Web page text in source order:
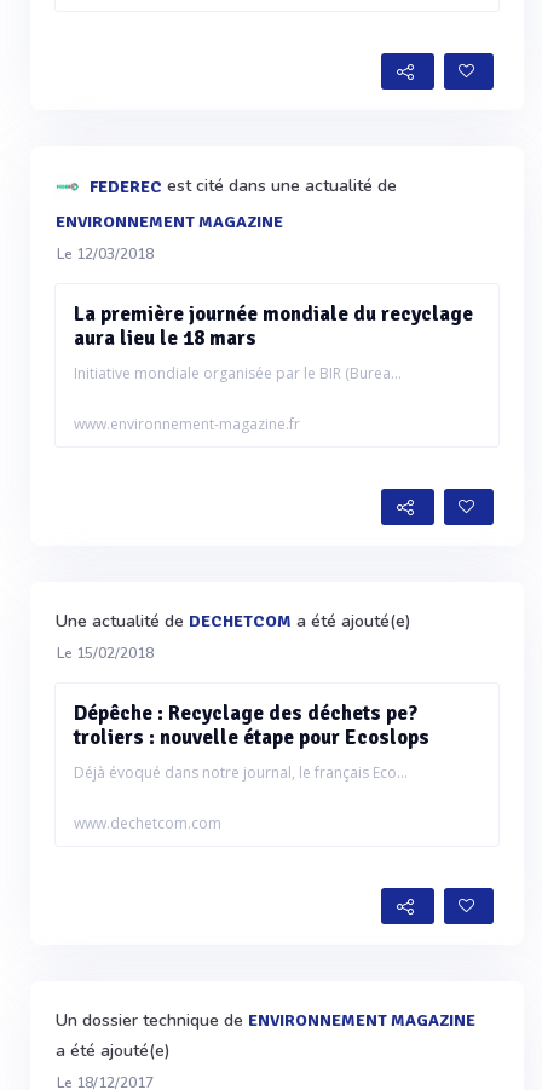
FEDEREC est cité dans une actualité de
ENVIRONNEMENT MAGAZINE
Le 12/03/2018
La première journée mondiale du recyclage
aura lieu le 18 mars
Initiative mondiale organisée par le BIR (Burea...
www.environnement-magazine.fr
Une actualité de DECHETCOM a été ajouté(e)
Le 15/02/2018
Dépêche : Recyclage des déchets pe?
troliers : nouvelle étape pour Ecoslops
Déjà évoqué dans notre journal, le français Eco...
www.dechetcom.com
Un dossier technique de ENVIRONNEMENT MAGAZINE
a été ajouté(e)
Le 18/12/2017